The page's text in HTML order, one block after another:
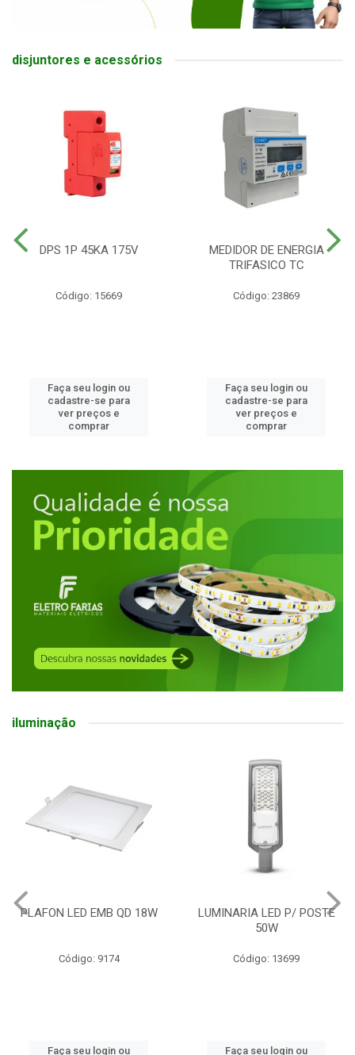
disjuntores e acessórios
DPS 1P 45KA 175V
Código: 15669
Faça seu login ou
cadastre-se para
ver preços e
comprar
MEDIDOR DE ENERGIA
TRIFASICO TC
Código: 23869
Faça seu login ou
cadastre-se para
ver preços e
comprar
iluminação
PLAFON LED EMB QD 18W
Código: 9174
Faça seu login ou
LUMINARIA LED P/ POSTE
50W
Código: 13699
Faça seu login ou